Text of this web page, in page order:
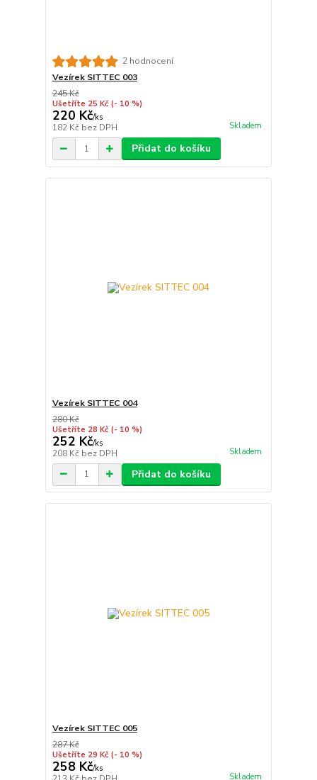
2 hodnocení
Vezírek SITTEC 003
245 Kč
Ušetříte 25 Kč (- 10 %)
220 Kč/ks
182 Kč bez DPH Skladem
Přidat do košíku
Vezírek SITTEC 004
280 Kč
Ušetříte 28 Kč (- 10 %)
252 Kč/ks
208 Kč bez DPH Skladem
Přidat do košíku
Vezírek SITTEC 005
287 Kč
Ušetříte 29 Kč (- 10 %)
258 Kč/ks
Skladem